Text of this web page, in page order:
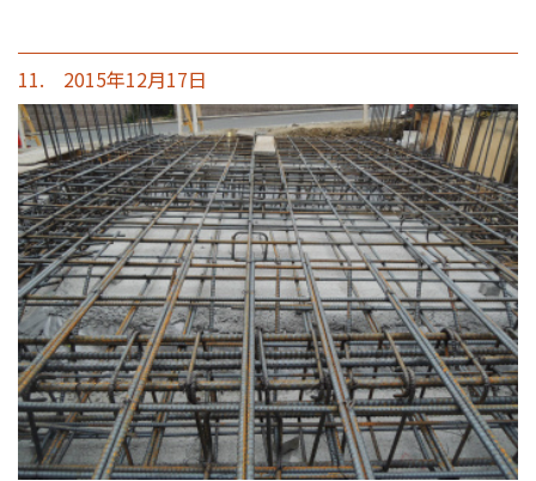
11. 2015年12月17日